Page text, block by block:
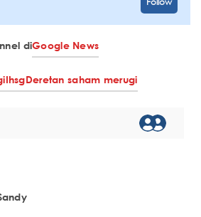
diGoogle News
IhsgDeretan saham merugi